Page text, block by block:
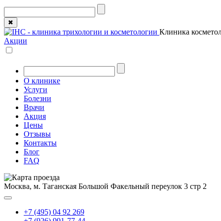
✖
Клиника
Акции
О клинике
Услуги
Болезни
Врачи
Акция
Цены
Отзывы
Контакты
Блог
FAQ
Москва, м. Таганская Большой Факельный переулок 3 стр 2
+7 (495) 04 92 269